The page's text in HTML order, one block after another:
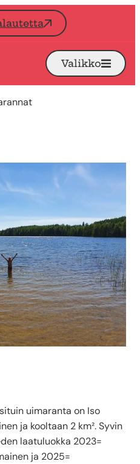
Avaa
Valikko
uimaranta on Iso
ja kooltaan 2 km². Syvin
laatuluokka 2023=
ja 2025=